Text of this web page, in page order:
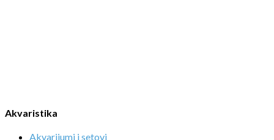
Akvaristika
Akvarijumi i setovi